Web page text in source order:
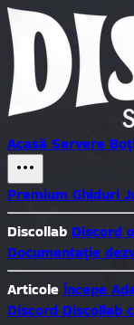
Acasă Servere
Premium Ghiduri
Discollab Discord
Documentație
Articole Începe
Discord Discollab